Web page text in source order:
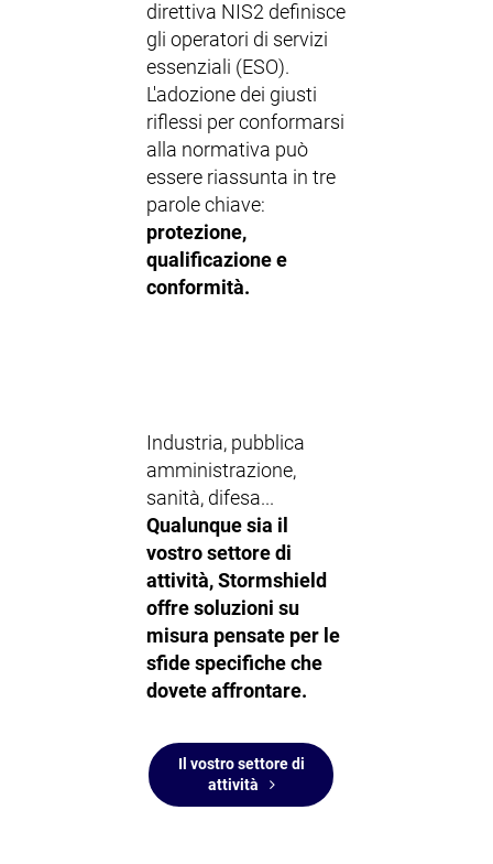
direttiva NIS2 definisce
gli operatori di servizi
essenziali (ESO).
L'adozione dei giusti
riflessi per conformarsi
alla normativa può
essere riassunta in tre
parole chiave:
protezione,
qualificazione e
conformità.
Industria, pubblica
amministrazione,
sanità, difesa...
Qualunque sia il
vostro settore di
attività, Stormshield
offre soluzioni su
misura pensate per le
sfide specifiche che
dovete affrontare.
Il vostro settore di
attività